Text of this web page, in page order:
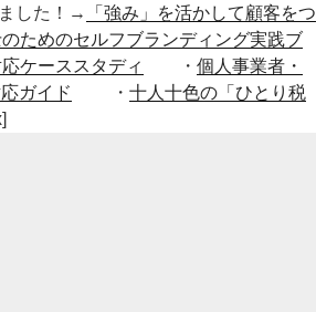
した！→
「強み」を活かして顧客をつ
ためのセルフブランディング実践ブ
ケーススタディ ・ 個人事業者・
ガイド
・ 十人十色の「ひとり税